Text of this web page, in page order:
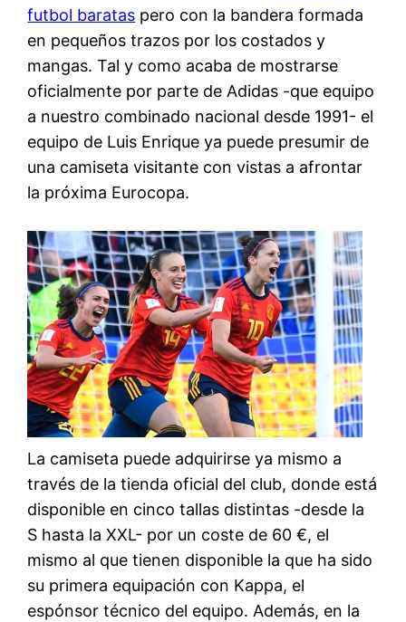
futbol baratas pero con la bandera formada
en pequeños trazos por los costados y
mangas. Tal y como acaba de mostrarse
oficialmente por parte de Adidas -que equipo
a nuestro combinado nacional desde 1991- el
equipo de Luis Enrique ya puede presumir de
una camiseta visitante con vistas a afrontar
la próxima Eurocopa.
La camiseta puede adquirirse ya mismo a
través de la tienda oficial del club, donde está
disponible en cinco tallas distintas -desde la
S hasta la XXL- por un coste de 60 €, el
mismo al que tienen disponible la que ha sido
su primera equipación con Kappa, el
espónsor técnico del equipo. Además, en la